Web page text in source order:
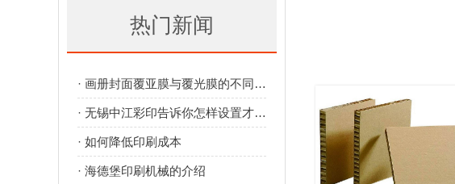
热门新闻
· 画册封面覆亚膜与覆光膜的不同效果
· 无锡中江彩印告诉你怎样设置才出血才正确
· 如何降低印刷成本
· 海德堡印刷机械的介绍